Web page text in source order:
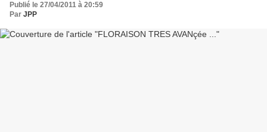
Publié le 27/04/2011 à 20:59
Par JPP